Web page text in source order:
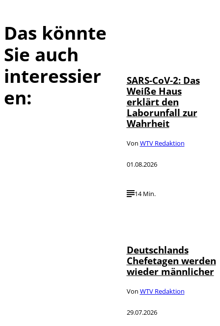
Das könnte
Sie auch
interessier
en:
SARS-CoV-2: Das
Weiße Haus
erklärt den
Laborunfall zur
Wahrheit
Von WTV Redaktion
01.08.2026
14 Min.
Deutschlands
Chefetagen werden
wieder männlicher
Von WTV Redaktion
29.07.2026